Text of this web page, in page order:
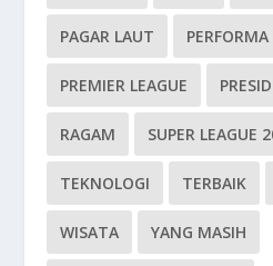
PAGAR LAUT
PREMIER LEAGUE
RAGAM SUPER LEAGUE
TEKNOLOGI TERBAIK
WISATA YANG MASIH